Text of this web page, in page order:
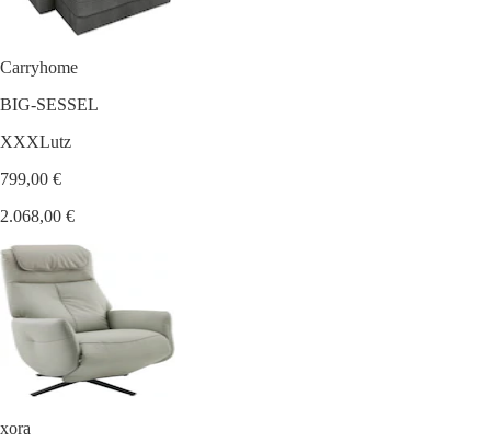
Carryhome
BIG-SESSEL
XXXLutz
799,00 €
2.068,00 €
xora